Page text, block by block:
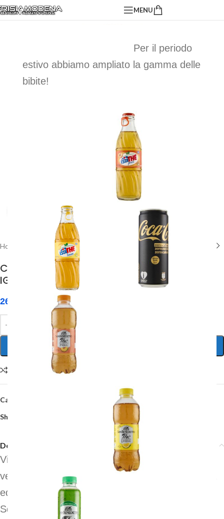
Per il periodo
estivo abbiamo ampliato la gamma delle
bibite!
MENU
Click to enlarge
Home Vini e Spumanti
CHARDONNAY Secco Frizzante IL CASTELLO
IGP S. Croce (0,75 L x 6 bott.)
26,00
AGGIUNGI AL CARRELLO
Add to wishlist
Categoria:
Share:
Descrizione
Vino frizzante, di colore giallo con riflessi
verdognoli. Gusto fresco, di grande piacevolezza
ed ottima persistenza.
Squisito con i piatti di pesce, ottimo con gli